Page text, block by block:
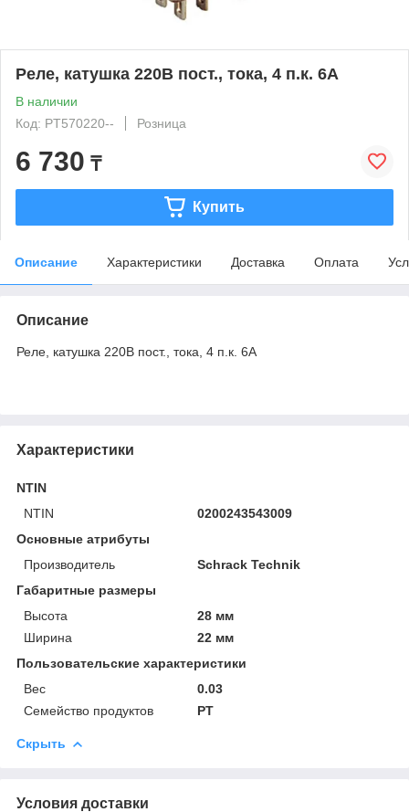
Реле, катушка 220В пост., тока, 4 п.к. 6А
В наличии
Код: PT570220--
Розница
6 730 ₸
Купить
Описание Характеристики Доставка Оплата
Описание
Реле, катушка 220В пост., тока, 4 п.к. 6А
Характеристики
NTIN
NTIN
0200243543009
Основные атрибуты
Производитель
Schrack Technik
Габаритные размеры
Высота
28 мм
Ширина
22 мм
Пользовательские характеристики
Вес
0.03
Семейство продуктов
PT
Скрыть
Условия доставки